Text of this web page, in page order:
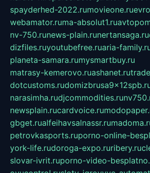
spayderhed-2022.rumovieone.ru
webamator.ruma-absolut1.ru
nv-750.runews-plain.runertansaga.ru
dizfiles.ruyoutubefree.ruaria-
planeta-samara.rumysmartbuy.ru
matrasy-kemerovo.ruashanet.ru
dotcustoms.ru
narasimha.rudjcommodities.ru
newsplain.rucardvoice.ru
gbget.rualfeihavsalnassr.ru
petrovkasports.ruporno-online-
york-life.rudoroga-expo.ruribery.ru
slovar-ivrit.ruporno-video-